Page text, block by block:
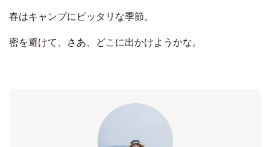
春はキャンプにピッタリな季節。
密を避けて、さあ、どこに出かけようかな。